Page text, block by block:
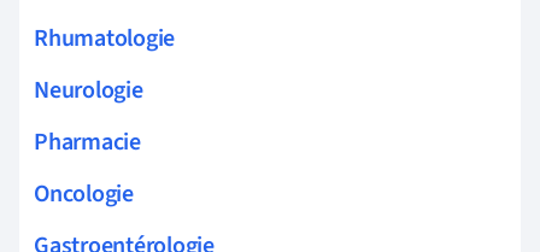
Rhumatologie
Neurologie
Pharmacie
Oncologie